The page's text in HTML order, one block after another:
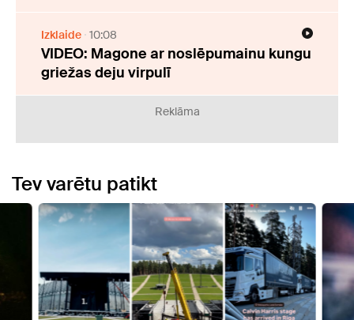
Izklaide 10:08
VIDEO: Magone ar noslēpumainu kungu
griežas deju virpulī
Reklāma
Tev varētu patikt